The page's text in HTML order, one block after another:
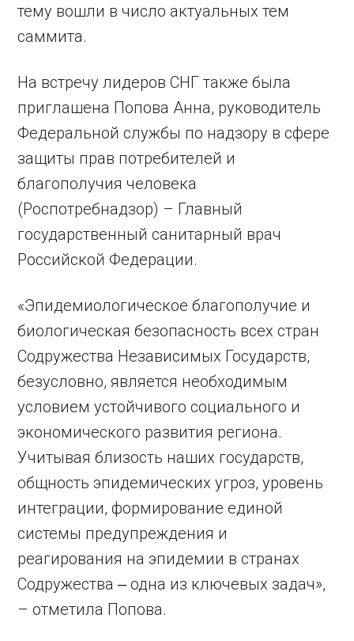
тему вошли в число актуальных тем
саммита.
На встречу лидеров СНГ также была
приглашена Попова Анна, руководитель
Федеральной службы по надзору в сфере
защиты прав потребителей и
благополучия человека
(Роспотребнадзор) – Главный
государственный санитарный врач
Российской Федерации.
«Эпидемиологическое благополучие и
биологическая безопасность всех стран
Содружества Независимых Государств,
безусловно, является необходимым
условием устойчивого социального и
экономического развития региона.
Учитывая близость наших государств,
общность эпидемических угроз, уровень
интеграции, формирование единой
системы предупреждения и
реагирования на эпидемии в странах
Содружества ‒ одна из ключевых задач»,
– отметила Попова.